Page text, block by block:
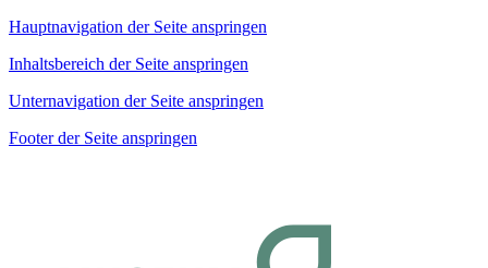
Hauptnavigation der Seite anspringen
Inhaltsbereich der Seite anspringen
Unternavigation der Seite anspringen
Footer der Seite anspringen